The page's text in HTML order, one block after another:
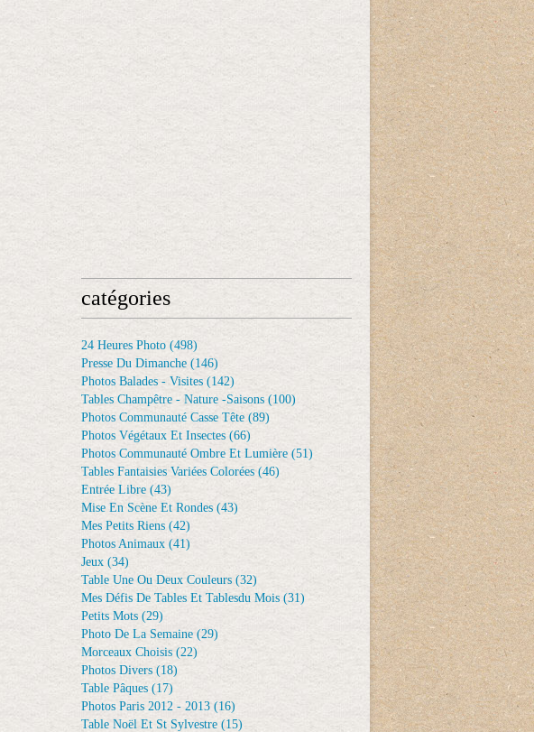
catégories
24 Heures Photo (498)
Presse Du Dimanche (146)
Photos Balades - Visites (142)
Tables Champêtre - Nature -saisons (100)
Photos Communauté Casse Tête (89)
Photos Végétaux Et Insectes (66)
Photos Communauté Ombre Et Lumière (51)
Tables Fantaisies Variées Colorées (46)
Entrée Libre (43)
Mise En Scène Et Rondes (43)
Mes Petits Riens (42)
Photos Animaux (41)
Jeux (34)
Table Une Ou Deux Couleurs (32)
Mes Défis De Tables Et Tablesdu Mois (31)
Petits Mots (29)
Photo De La Semaine (29)
Morceaux Choisis (22)
Photos Divers (18)
Table Pâques (17)
Photos Paris 2012 - 2013 (16)
Table Noël Et St Sylvestre (15)